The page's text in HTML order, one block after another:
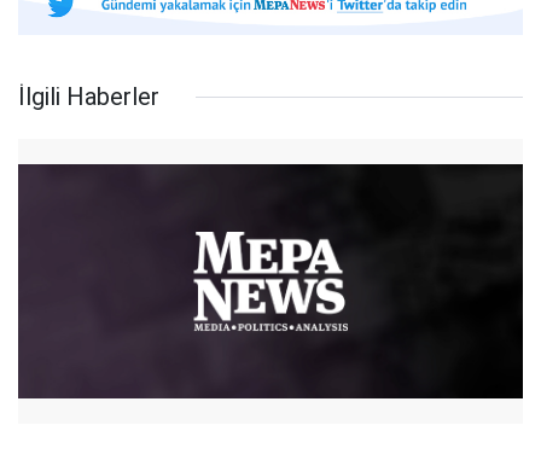
İlgili Haberler